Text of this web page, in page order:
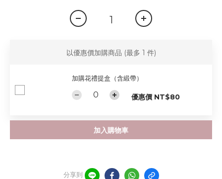
以優惠價加購商品 (最多 1 件)
加購花禮提盒（含緞帶）
優惠價 NT$80
加入購物車
分享到